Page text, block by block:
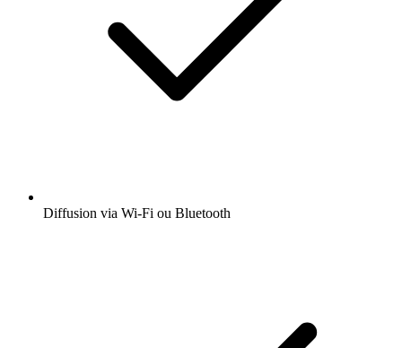
Diffusion via Wi-Fi ou Bluetooth